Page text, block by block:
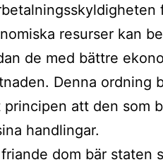
resurser kan
de med bättre
Denna ordning
principen att den som
handlingar.
dom bär staten